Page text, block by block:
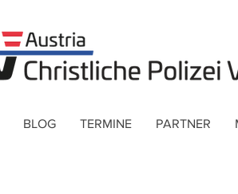
BLOG TERMINE PARTNER